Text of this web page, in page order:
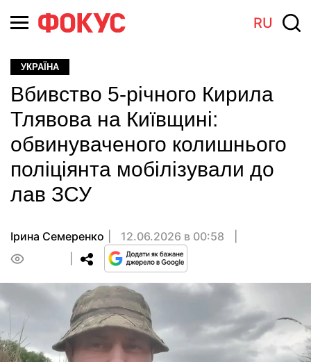
RU
УКРАЇНА
Вбивство 5-річного Кирила
Тлявова на Київщині:
обвинуваченого колишнього
поліціянта мобілізували до
лав ЗСУ
Ірина Семеренко
12.06.2026 в 00:58